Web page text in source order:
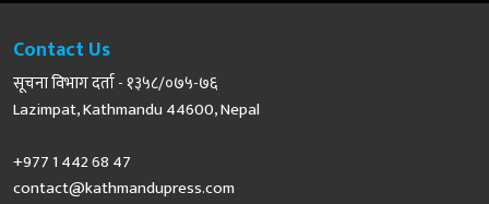
Contact Us
सूचना विभाग दर्ता - १३५८/०७५-७६
Lazimpat, Kathmandu 44600, Nepal
+977 1 442 68 47
contact@kathmandupress.com